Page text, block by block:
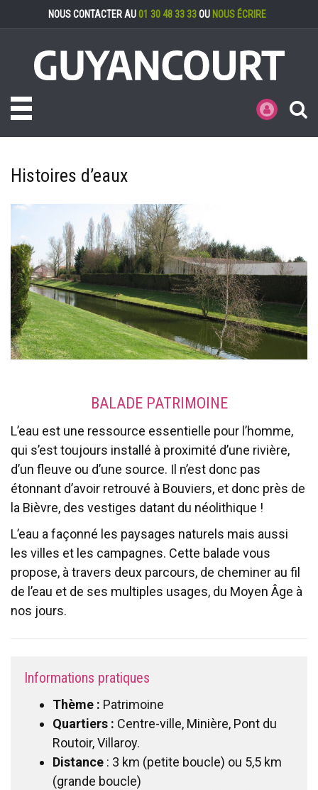
NOUS CONTACTER AU 01 30 48 33 33OU NOUS ÉCRIRE
Toggle navigation MES
Histoires d’eaux
BALADE PATRIMOINE
L’eau est une ressource essentielle pour l’homme,
qui s’est toujours installé à proximité d’une rivière,
d’un fleuve ou d’une source. Il n’est donc pas
étonnant d’avoir retrouvé à Bouviers, et donc près de
la Bièvre, des vestiges datant du néolithique !
L’eau a façonné les paysages naturels mais aussi
les villes et les campagnes. Cette balade vous
propose, à travers deux parcours, de cheminer au fil
de l’eau et de ses multiples usages, du Moyen Âge à
nos jours.
Informations pratiques
Thème : Patrimoine
Quartiers : Centre-ville, Minière, Pont du
Routoir, Villaroy.
Distance : 3 km (petite boucle) ou 5,5 km
(grande boucle)